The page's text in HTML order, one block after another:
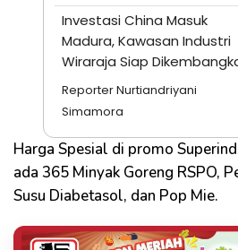
Investasi China Masuk
Madura, Kawasan Industri
Wiraraja Siap
Reporter Nurtiandriyani
Simamora
Harga Spesial di promo
ada 365 Minyak Goreng RSPO,
Susu Diabetasol, dan Pop Mie.